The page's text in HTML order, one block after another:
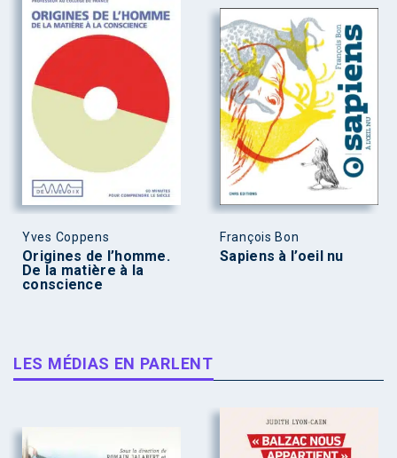
Yves Coppens
Origines de l’homme.
De la matière à la
conscience
François Bon
Sapiens à l’oeil nu
LES MÉDIAS EN PARLENT